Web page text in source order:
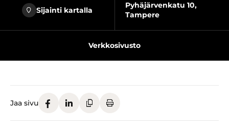
Sijainti kartalla
Pyhäjärvenkatu 10,
Tampere
Verkkosivusto
Jaa sivu